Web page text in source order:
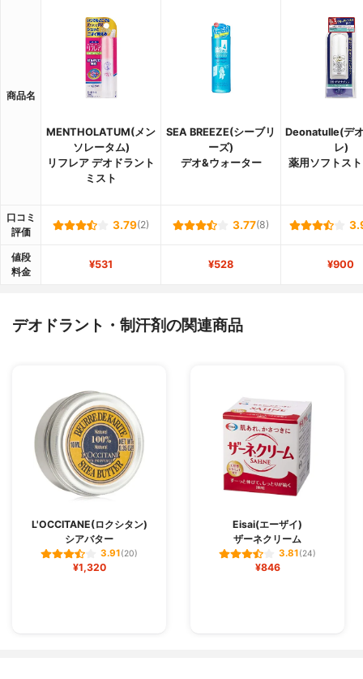
商品名
MENTHOLATUM(メン
ソレータム)
リフレア デオドラント
ミスト
SEA BREEZE(シーブリ
ーズ)
デオ&ウォーター
Deonatulle(デ
レ)
薬用ソフトス
口コミ
評価
3.79(2) 3.77(8)
値段
料金
¥531 ¥528 ¥900
デオドラント・制汗剤の関連商品
L'OCCITANE(ロクシタン)
シアバター
3.91(20)
¥1,320
Eisai(エーザイ)
ザーネクリーム
3.81(24)
¥846